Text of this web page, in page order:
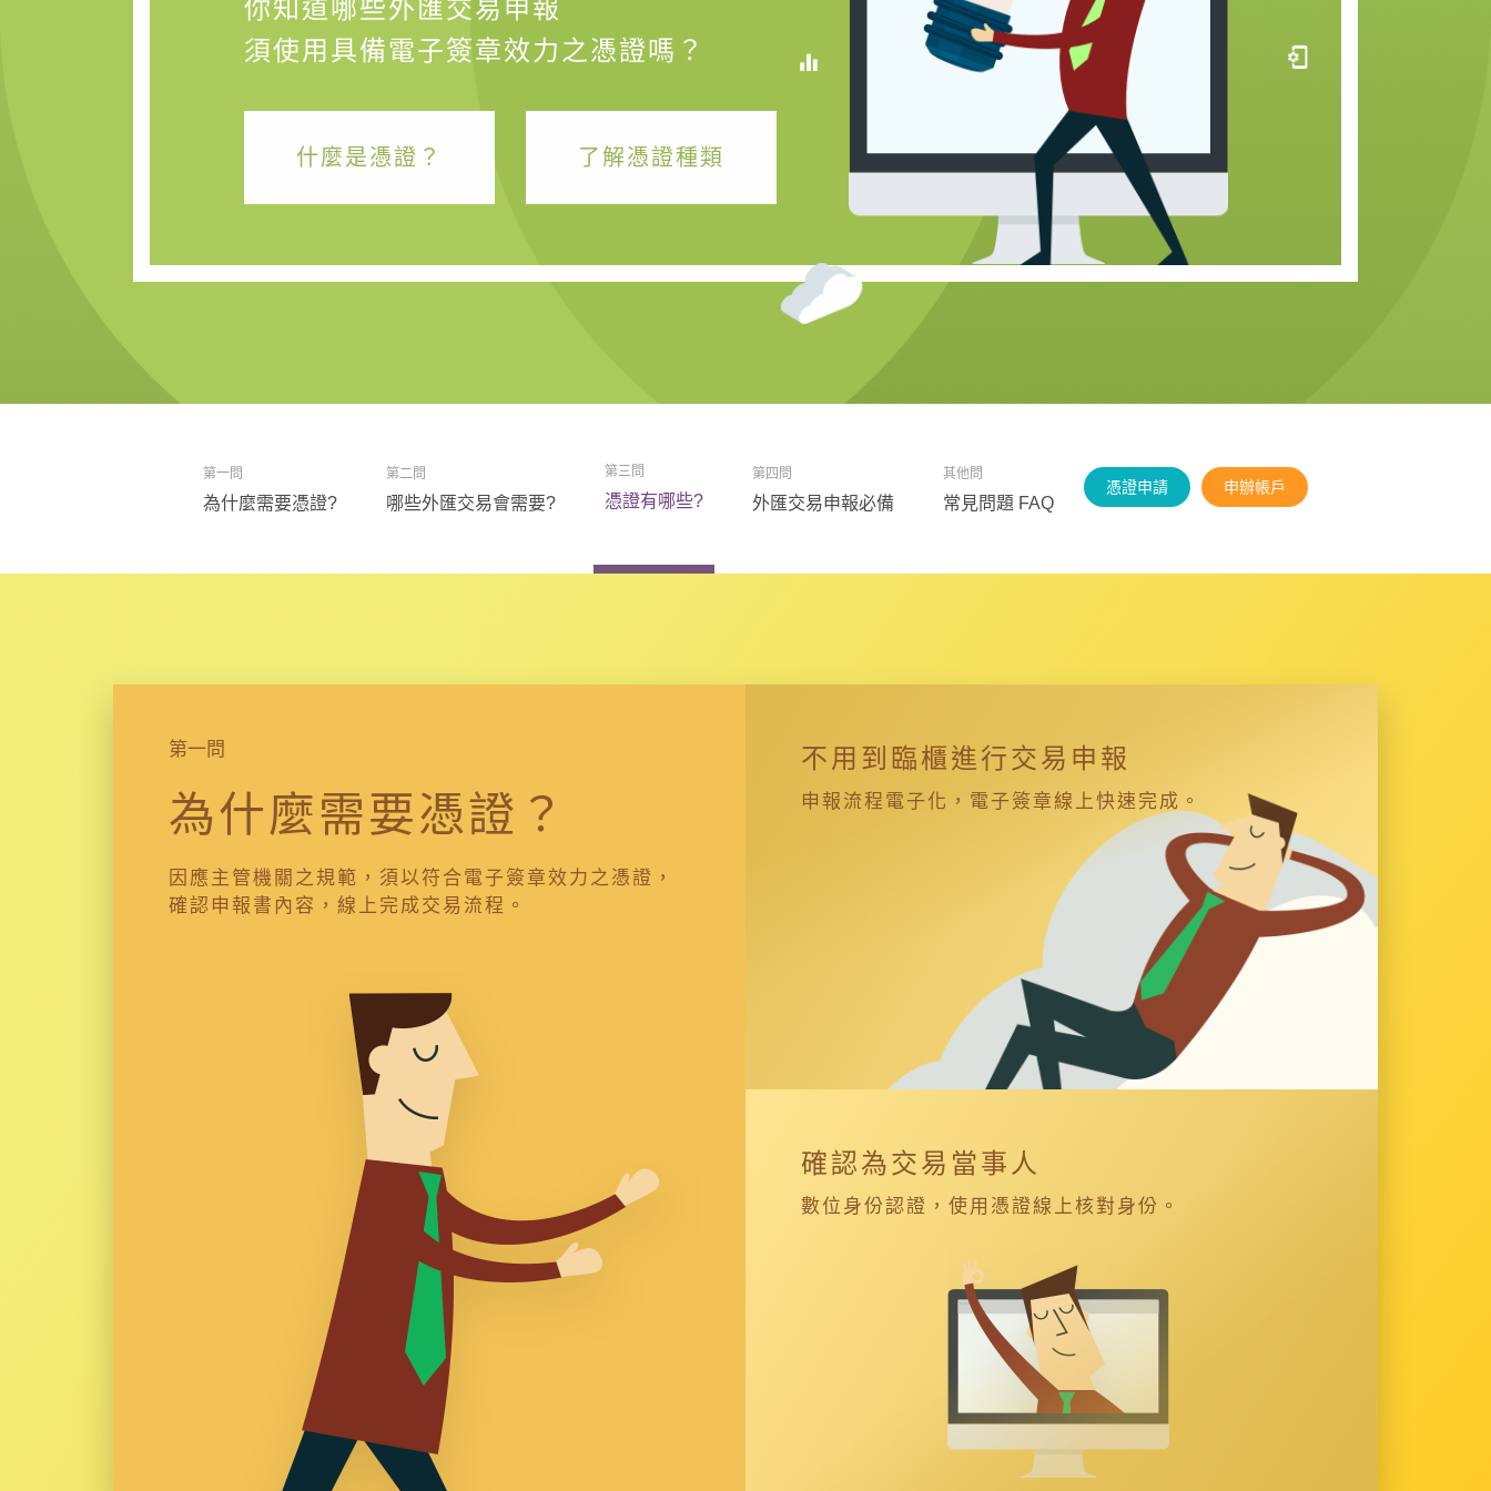
你知道哪些外匯交易申報
須使用具備電子簽章效力之憑證嗎？
什麼是憑證？ 了解憑證種類
第一問
為什麼需要憑證?
第二問
哪些外匯交易會需要?
第三問
憑證有哪些?
第四問
外匯交易申報必備
其他問
常見問題 FAQ
憑證申請 申辦帳戶
第一問
為什麼需要憑證？
因應主管機關之規範，須以符合電子簽章效力之憑證，
確認申報書內容，線上完成交易流程。
不用到臨櫃進行交易申報
申報流程電子化，電子簽章線上快速完成。
確認為交易當事人
數位身份認證，使用憑證線上核對身份。